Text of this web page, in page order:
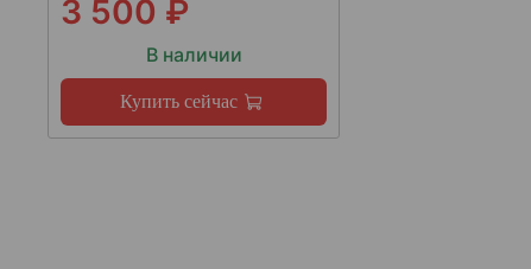
3 500 ₽
В наличии
Купить сейчас